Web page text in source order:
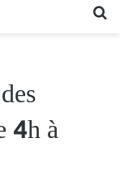
4h à